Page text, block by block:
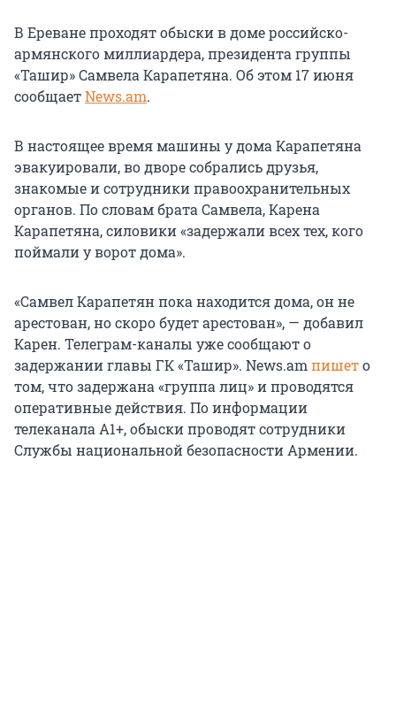
В Ереване проходят обыски в доме российско-
армянского миллиардера, президента группы
«Ташир» Самвела Карапетяна. Об этом 17 июня
сообщаетNews.am.
В настоящее время машины у дома Карапетяна
эвакуировали, во дворе собрались друзья,
знакомые и сотрудники правоохранительных
органов. По словам брата Самвела, Карена
Карапетяна, силовики «задержали всех тех, кого
поймали у ворот дома».
«Самвел Карапетян пока находится дома, он не
арестован, но скоро будет арестован», — добавил
Карен. Телеграм-каналы уже сообщают о
задержании главы ГК «Ташир». News.am пишето
том, что задержана «группа лиц» и проводятся
оперативные действия. По информации
телеканала А1+, обыски проводят сотрудники
Службы национальной безопасности Армении.